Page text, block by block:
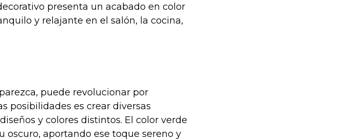
presenta un acabado en color
y relajante en el salón, la cocina,
puede revolucionar por
posibilidades es crear diversas
y colores distintos. El color verde
oscuro, aportando ese toque sereno y